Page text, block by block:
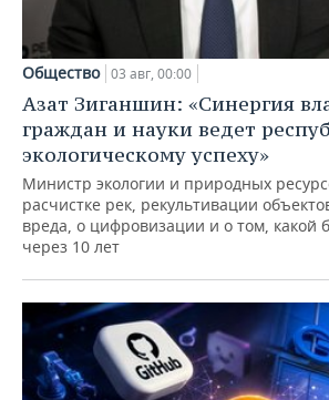
Общество 03 авг, 00:00
Азат Зиганшин: «Синергия
граждан и науки ведет
экологическому успеху»
Министр экологии и природных
расчистке рек, рекультивации
вреда, о цифровизации и о том, какой
через 10 лет